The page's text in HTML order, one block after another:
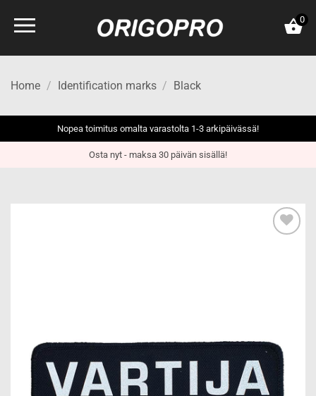
0
Home / Identification marks / Black
Nopea toimitus omalta varastolta 1-3 arkipäivässä!
Osta nyt - maksa 30 päivän sisällä!